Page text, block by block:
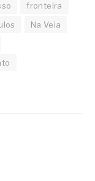
fronteira
Na Veia